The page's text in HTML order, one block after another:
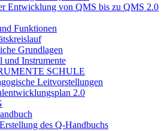
Entwicklung von QMS bis zu QMS 2.0
Funktionen
Grundlagen
Instrumente
SCHULE
Leitvorstellungen
2.0
Erstellung des Q-Handbuchs